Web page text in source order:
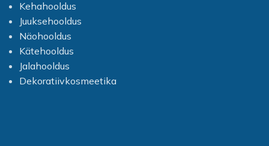
Kehahooldus
Juuksehooldus
Näohooldus
Kätehooldus
Jalahooldus
Dekoratiivkosmeetika